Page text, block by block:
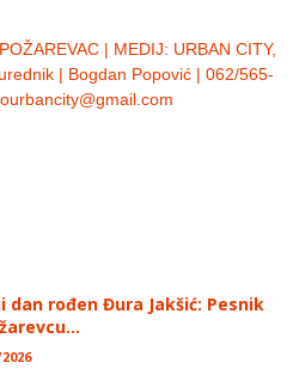
| MEDIJ: URBAN CITY,
| Bogdan Popović | 062/565-
dan rođen Đura Jakšić: Pesnik